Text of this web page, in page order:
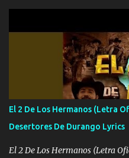
camisa es color Verde y
con los drones patrullando la
Bellas Artes me ve en las
verde se le extraña pa que
POR CLAVE ES EL CALI 4 EN
tirante andamos mi carnal
se ve limpio el camino nos
misma piedra me vuelvo a
en corto me tiró a per...
El 2 De Los Hermanos (Letra
Desertores De Durango Lyrics
El 2 De Los Hermanos (Letra